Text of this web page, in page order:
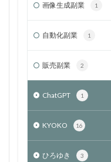
画像生成副業 1
自動化副業 1
販売副業 2
ChatGPT 1
KYOKO 16
ひろゆき 3